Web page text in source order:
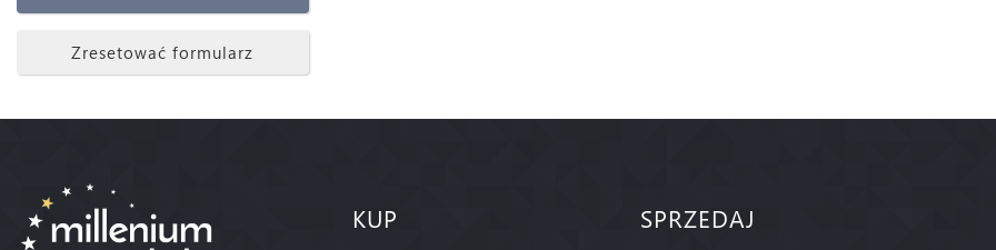
Zresetować formularz
KUP SPRZEDAJ